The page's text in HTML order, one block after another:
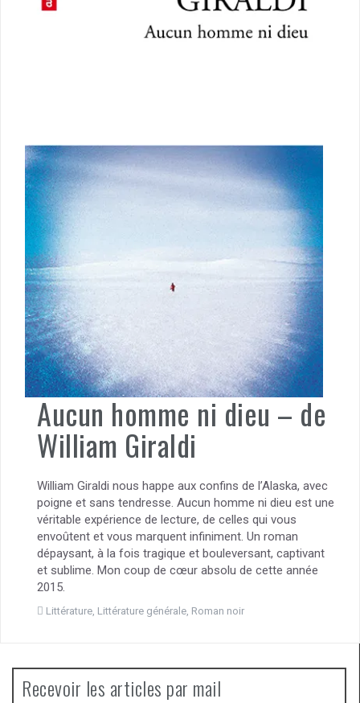
Aucun homme ni dieu – de
William Giraldi
William Giraldi nous happe aux confins de l’Alaska, avec
poigne et sans tendresse. Aucun homme ni dieu est une
véritable expérience de lecture, de celles qui vous
envoûtent et vous marquent infiniment. Un roman
dépaysant, à la fois tragique et bouleversant, captivant
et sublime. Mon coup de cœur absolu de cette année
2015.
Littérature, Littérature générale, Roman noir
Recevoir les articles par mail